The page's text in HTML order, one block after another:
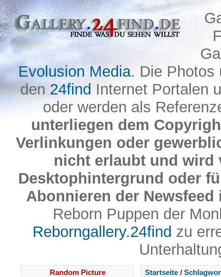
Evolusion Media. Die Photos
den 24find Internet Portalen
oder werden als
unterliegen dem
Verlinkungen oder
nicht erlaubt und wird
Desktophintergrund oder
Abonnieren der
Reborn Puppen der
Reborngallery.24find zu
Random Picture Startseite/